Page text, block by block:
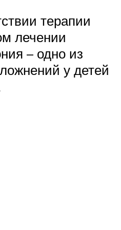
терапии
лечении
– одно из
у детей